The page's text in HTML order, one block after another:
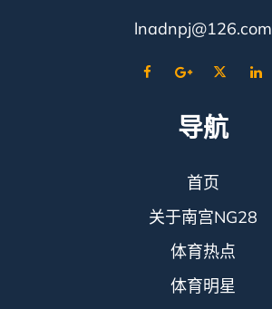
lnadnpj@126.com
导航
首页
关于南宫NG28
体育热点
体育明星